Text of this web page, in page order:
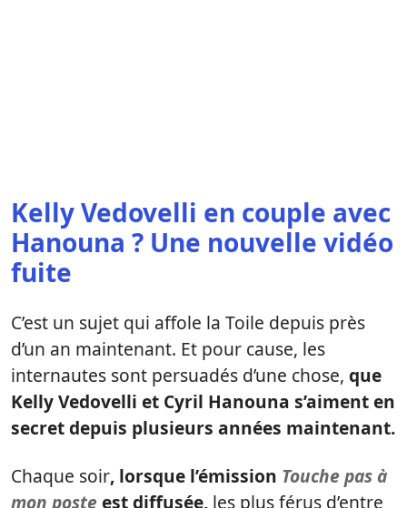
Kelly Vedovelli en couple avec
Hanouna ? Une nouvelle vidéo
fuite
C’est un sujet qui affole la Toile depuis près
d’un an maintenant. Et pour cause, les
internautes sont persuadés d’une chose, que
Kelly Vedovelli et Cyril Hanouna s’aiment en
secret depuis plusieurs années maintenant.
Chaque soir, lorsque l’émission Touche pas à
mon posteest diffusée, les plus férus d’entre